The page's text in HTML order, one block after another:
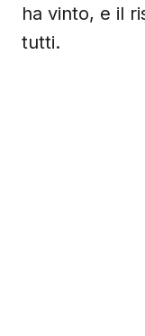
ha vinto, e il
tutti.